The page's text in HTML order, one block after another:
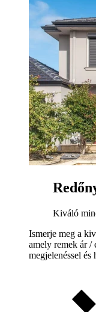
Kiváló
Ismerje meg a
amely remek ár /
megjelenéssel és